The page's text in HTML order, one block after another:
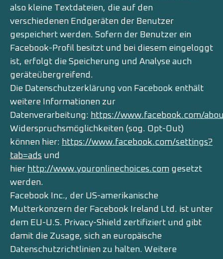
also kleine Textdateien, die auf den
verschiedenen Endgeräten der Benutzer
gespeichert werden. Sofern der Benutzer ein
Facebook-Profil besitzt und bei diesem eingeloggt
ist, erfolgt die Speicherung und Analyse auch
geräteübergreifend.
Die Datenschutzerklärung von Facebook enthält
weitere Informationen zur
Datenverarbeitung: https://www.facebook.com/
Widerspruchsmöglichkeiten (sog. Opt-Out)
können hier: https://www.facebook.com/settings?
tab=ads und
hier http://www.youronlinechoices.com gesetzt
werden.
Facebook Inc., der US-amerikanische
Mutterkonzern der Facebook Ireland Ltd. ist unter
dem EU-U.S. Privacy-Shield zertifiziert und gibt
damit die Zusage, sich an europäische
Datenschutzrichtlinien zu halten. Weitere